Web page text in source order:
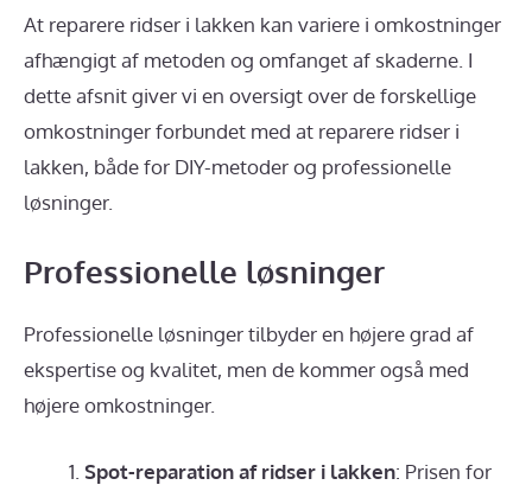
At reparere ridser i lakken kan variere i omkostninger
afhængigt af metoden og omfanget af skaderne. I
dette afsnit giver vi en oversigt over de forskellige
omkostninger forbundet med at reparere ridser i
lakken, både for DIY-metoder og professionelle
løsninger.
Professionelle løsninger
Professionelle løsninger tilbyder en højere grad af
ekspertise og kvalitet, men de kommer også med
højere omkostninger.
Spot-reparation af ridser i lakken: Prisen for